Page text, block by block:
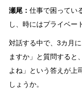
瀬尾： 仕事で困ってい
し、時にはプライベー
対話する中で、3カ月
ますか」と質問すると
よね」という答えが上
しょうか。